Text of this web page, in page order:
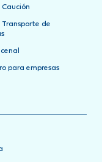
Caución
Transporte de
para empresas